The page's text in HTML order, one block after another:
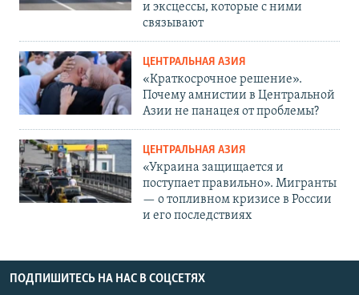
и эксцессы, которые с ними
связывают
ЦЕНТРАЛЬНАЯ АЗИЯ
«Краткосрочное решение».
Почему амнистии в Центральной
Азии не панацея от проблемы?
ЦЕНТРАЛЬНАЯ АЗИЯ
«Украина защищается и
поступает правильно». Мигранты
— о топливном кризисе в России
и его последствиях
ПОДПИШИТЕСЬ НА НАС В СОЦСЕТЯХ